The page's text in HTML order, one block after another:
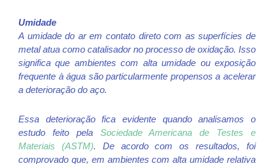
Umidade
A umidade do ar em contato direto com as superfícies de
metal atua como catalisador no processo de oxidação. Isso
significa que ambientes com alta umidade ou exposição
frequente à água são particularmente propensos a acelerar
a deterioração do aço.
Essa deterioração fica evidente quando analisamos o
estudo feito pela Sociedade Americana de Testes e
Materiais (ASTM). De acordo com os resultados, foi
comprovado que, em ambientes com alta umidade relativa